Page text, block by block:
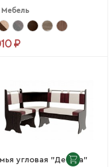
₽
угловая "Дельта"